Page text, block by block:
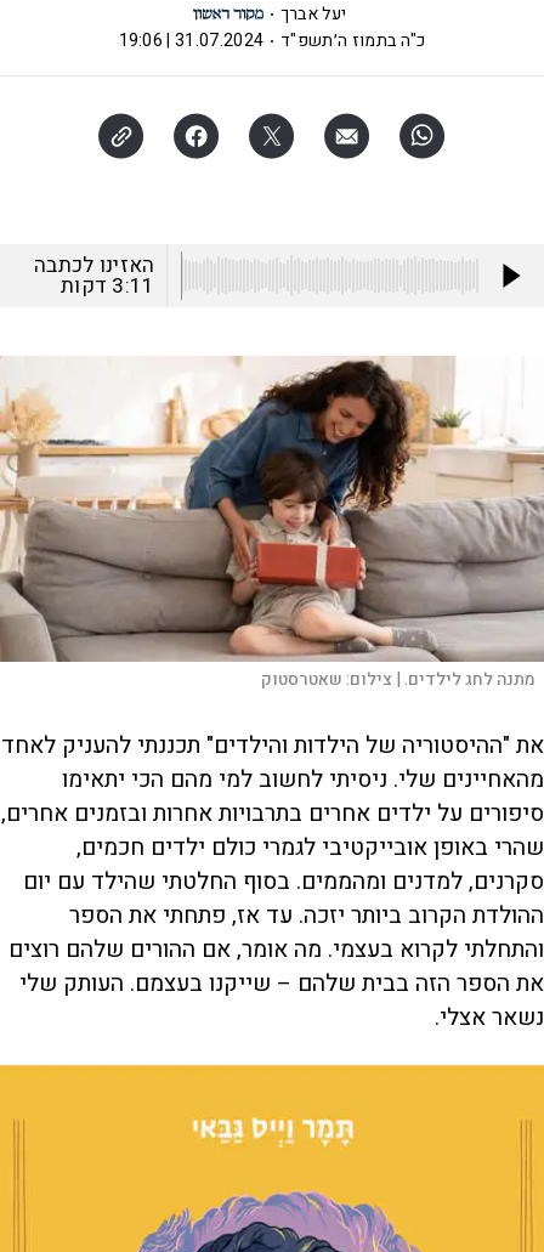
יעל אברך
כ"ה בתמוז ה׳תשפ"ד
31.07.2024 | 19:06
האזינו לכתבה
3:11 דקות
מתנה לחג לילדים. | צילום:שאטרסטוק
את "ההיסטוריה של הילדות והילדים" תכננתי להעניק לאחד
מהאחיינים שלי. ניסיתי לחשוב למי מהם הכי יתאימו
סיפורים על ילדים אחרים בתרבויות אחרות ובזמנים אחרים,
שהרי באופן אובייקטיבי לגמרי כולם ילדים חכמים,
סקרנים, למדנים ומהממים. בסוף החלטתי שהילד עם יום
ההולדת הקרוב ביותר יזכה. עד אז, פתחתי את הספר
והתחלתי לקרוא בעצמי. מה אומר, אם ההורים שלהם רוצים
את הספר הזה בבית שלהם – שייקנו בעצמם. העותק שלי
נשאר אצלי.